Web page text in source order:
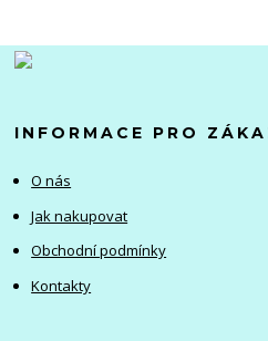
INFORMACE PRO
O nás
Jak nakupovat
Obchodní podmínky
Kontakty